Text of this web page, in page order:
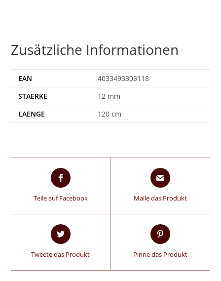
Zusätzliche Informationen
EAN
4033493303118
STAERKE
12 mm
LAENGE
120 cm
Teile auf Facebook Maile das Produkt
Tweete das Produkt Pinne das Produkt